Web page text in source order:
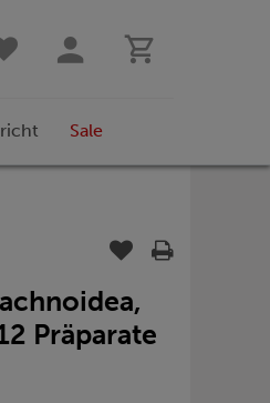
Sale
Präparate